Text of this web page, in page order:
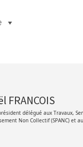
FRANCOIS
délégué aux Travaux,
Non Collectif (SPANC) et au